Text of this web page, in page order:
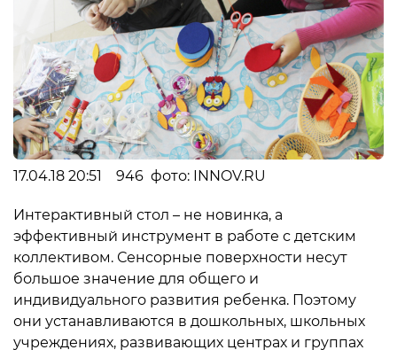
17.04.18 20:51 946 фото: INNOV.RU
Интерактивный стол – не новинка, а
эффективный инструмент в работе с детским
коллективом. Сенсорные поверхности несут
большое значение для общего и
индивидуального развития ребенка. Поэтому
они устанавливаются в дошкольных, школьных
учреждениях, развивающих центрах и группах